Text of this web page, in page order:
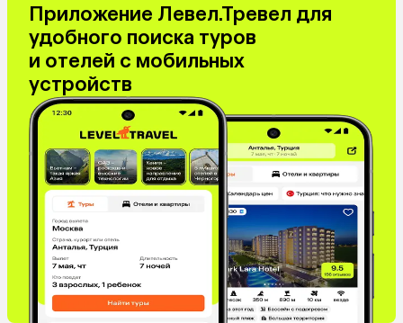
Приложение Левел.Тревел для
удобного поиска туров
и отелей с мобильных
устройств